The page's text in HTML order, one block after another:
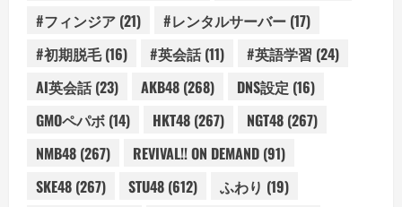
#フィンジア (21) #レンタルサーバー (17)
#初期脱毛(16) #英会話(11) #英語学習 (24)
AI英会話(23) AKB48 (268) DNS設定 (16)
GMOペパボ (14) HKT48 (267) NGT48 (267)
NMB48 (267) REVIVAL!! ON DEMAND (91)
SKE48 (267) STU48 (612) ふわり (19)